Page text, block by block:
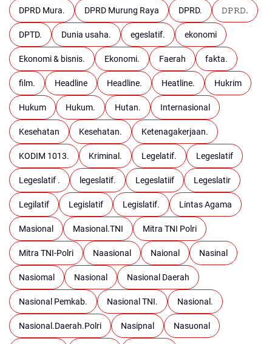
DPRD Mura. DPRD Murung Raya DPRD. 𝙳𝙿𝚁𝙳.
DPTD. Dunia usaha. egeslatif. ekonomi
Ekonomi & bisnis. Ekonomi. Faerah fakta.
film. Headline Headline. Heatline. Hukrim
Hukum Hukum. Hutan. Internasional
Kesehatan Kesehatan. Ketenagakerjaan.
KODIM 1013. Kriminal. Legelatif. Legeslatif
Legeslatif . legeslatif. Legeslatiif Legeslatir
Legilatif Legislatif Legislatif. Lintas Agama
Masional Masional.TNI Mitra TNI Polri
Mitra TNI-Polri Naasional Naional Nasinal
Nasiomal Nasional Nasional Daerah
Nasional Pemkab. Nasional TNI. Nasional.
Nasional.Daerah.Polri Nasipnal Nasuonal